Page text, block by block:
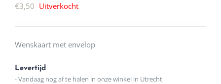
€3,50 Uitverkocht
Wenskaart met envelop
Levertijd
- Vandaag nog af te halen in onze winkel in Utrecht